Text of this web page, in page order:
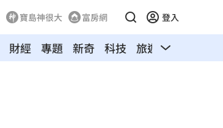
寶島神很大 富房網 登入
財經 專題 新奇 科技 旅遊 汽車